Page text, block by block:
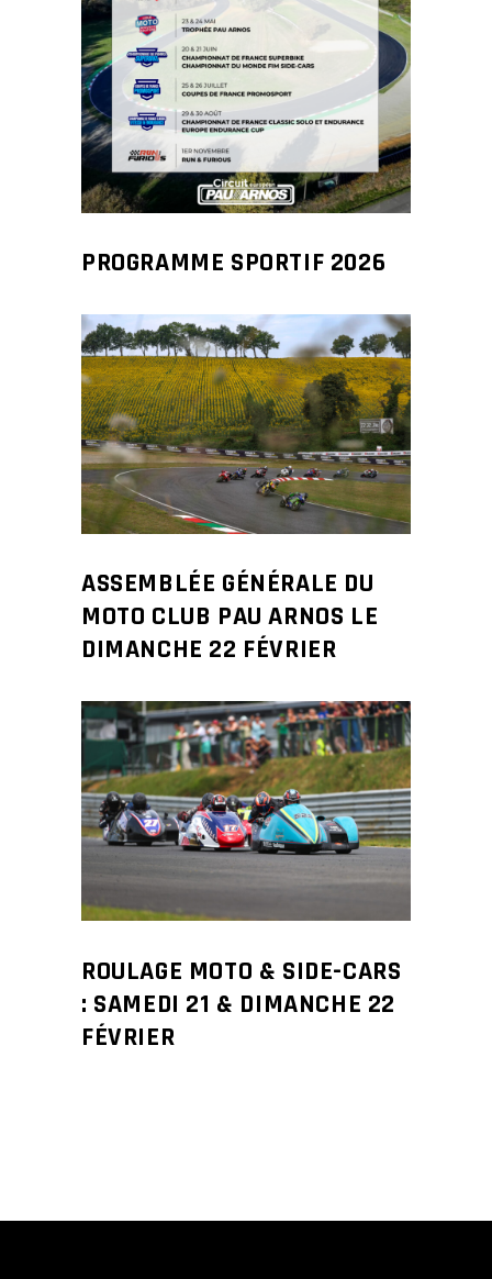
PROGRAMME SPORTIF 2026
ASSEMBLÉE GÉNÉRALE DU
MOTO CLUB PAU ARNOS LE
DIMANCHE 22 FÉVRIER
ROULAGE MOTO & SIDE-CARS
: SAMEDI 21 & DIMANCHE 22
FÉVRIER